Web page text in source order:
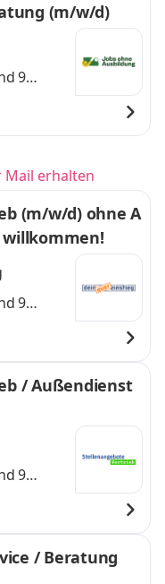
(m/w/d)
9
Mail erhalten
(m/w/d) ohne A
9
/ Außendienst
9
/ Beratung